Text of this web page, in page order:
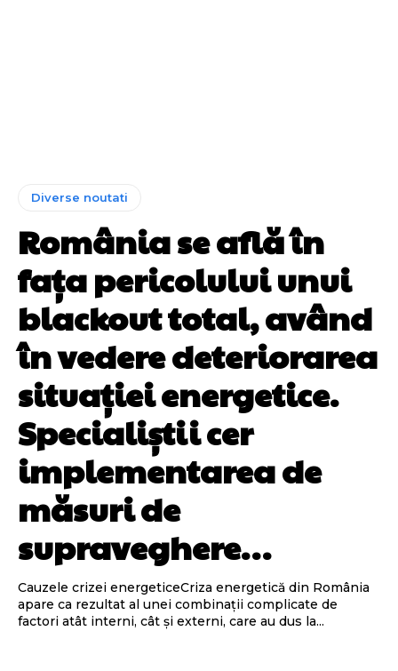
Diverse noutati
România se află în
fața pericolului unui
blackout total, având
în vedere deteriorarea
situației energetice.
Specialiștii cer
implementarea de
măsuri de
supraveghere…
Cauzele crizei energeticeCriza energetică din România
apare ca rezultat al unei combinații complicate de
factori atât interni, cât și externi, care au dus la...